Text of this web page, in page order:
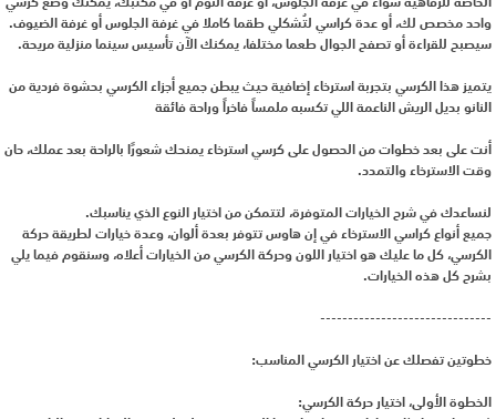
واحد مخصص لك، أو عدة كراسي لتُشكلي طقما كاملا في غرفة الجلوس أو غرفة الضيوف.
سيصبح للقراءة أو تصفح الجوال طعما مختلفا، يمكنك الآن تأسيس سينما منزلية مريحة.
يتميز هذا الكرسي بتجربة استرخاء إضافية حيث يبطن جميع أجزاء الكرسي بحشوة فردية من
النانو بديل الريش الناعمة اللي تكسبه ملمساً فاخراً وراحة فائقة
أنت على بعد خطوات من الحصول على كرسي استرخاء يمنحك شعورًا بالراحة بعد عملك، حان
وقت الاسترخاء والتمدد.
لنساعدك في شرح الخيارات المتوفرة، لتتمكن من اختيار النوع الذي يناسبك.
جميع أنواع كراسي الاسترخاء في إن هاوس تتوفر بعدة ألوان، وعدة خيارات لطريقة حركة
الكرسي، كل ما عليك هو اختيار اللون وحركة الكرسي من الخيارات أعلاه، وسنقوم فيما يلي
بشرح كل هذه الخيارات.
-------------------------------
خطوتين تفصلك عن اختيار الكرسي المناسب:
الخطوة الأولى، اختيار حركة الكرسي: